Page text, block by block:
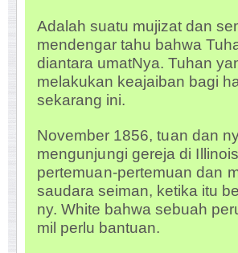
Adalah suatu mujizat dan
mendengar tahu bahwa
diantara umatNya. Tuhan
melakukan keajaiban bagi
sekarang ini.
November 1856, tuan dan
mengunjungi gereja di
pertemuan-pertemuan dan
saudara seiman, ketika itu
ny. White bahwa sebuah
mil perlu bantuan.